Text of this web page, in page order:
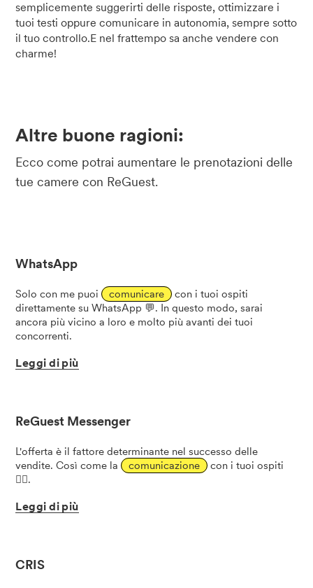
semplicemente suggerirti delle risposte, ottimizzare i
tuoi testi oppure comunicare in autonomia, sempre sotto
il tuo controllo.E nel frattempo sa anche vendere con
charme!
Altre buone ragioni:
Ecco come potrai aumentare le prenotazioni delle
tue camere con ReGuest.
WhatsApp
Solo con me puoi comunicare
con i tuoi ospiti
direttamente su WhatsApp 💬. In questo modo, sarai
ancora più vicino a loro e molto più avanti dei tuoi
concorrenti.
Leggi di più
ReGuest Messenger
L'offerta è il fattore determinante nel successo delle
vendite. Così come la
comunicazione
con i tuoi ospiti
🙋‍♂️.
Leggi di più
CRIS